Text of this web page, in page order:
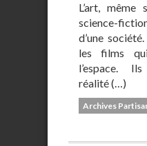
L’art,
science-
d’une
les films
l’espace.
réalité (…)
Archives